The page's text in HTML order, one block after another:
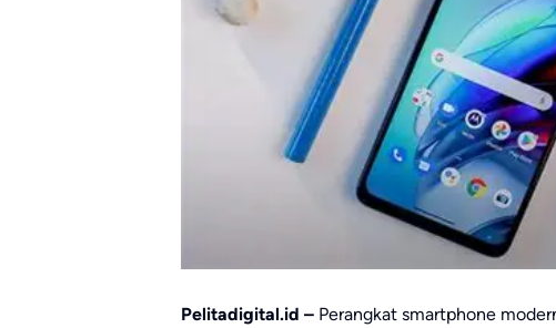
Pelitadigital.id – Perangkat smartphone